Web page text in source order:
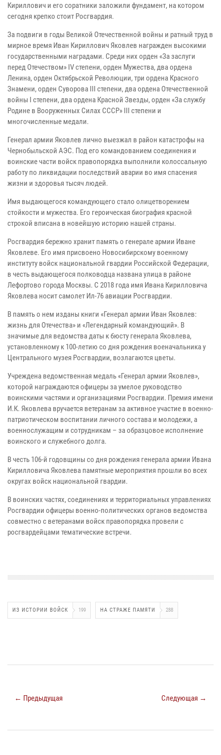
Кириллович и его соратники заложили фундамент, на котором
сегодня крепко стоит Росгвардия.
За подвиги в годы Великой Отечественной войны и ратный труд в
мирное время Иван Кириллович Яковлев награжден высокими
государственными наградами. Среди них орден «За заслуги
перед Отечеством» IV степени, орден Мужества, два ордена
Ленина, орден Октябрьской Революции, три ордена Красного
Знамени, орден Суворова III степени, два ордена Отечественной
войны I степени, два ордена Красной Звезды, орден «За службу
Родине в Вооруженных Силах СССР» III степени и
многочисленные медали.
Генерал армии Яковлев лично выезжал в район катастрофы на
Чернобыльской АЭС. Под его командованием соединения и
воинские части войск правопорядка выполнили колоссальную
работу по ликвидации последствий аварии во имя спасения
жизни и здоровья тысяч людей.
Имя выдающегося командующего стало олицетворением
стойкости и мужества. Его героическая биография красной
строкой вписана в новейшую историю нашей страны.
Росгвардия бережно хранит память о генерале армии Иване
Яковлеве. Его имя присвоено Новосибирскому военному
институту войск национальной гвардии Российской Федерации,
в честь выдающегося полководца названа улица в районе
Лефортово города Москвы. С 2018 года имя Ивана Кирилловича
Яковлева носит самолет Ил-76 авиации Росгвардии.
В память о нем изданы книги «Генерал армии Иван Яковлев:
жизнь для Отечества» и «Легендарный командующий». В
значимые для ведомства даты к бюсту генерала Яковлева,
установленному к 100-летию со дня рождения военачальника у
Центрального музея Росгвардии, возлагаются цветы.
Учреждена ведомственная медаль «Генерал армии Яковлев»,
которой награждаются офицеры за умелое руководство
воинскими частями и организациями Росгвардии. Премия имени
И.К. Яковлева вручается ветеранам за активное участие в военно-
патриотическом воспитании личного состава и молодежи, а
военнослужащим и сотрудникам – за образцовое исполнение
воинского и служебного долга.
В честь 106-й годовщины со дня рождения генерала армии Ивана
Кирилловича Яковлева памятные мероприятия прошли во всех
округах войск национальной гвардии.
В воинских частях, соединениях и территориальных управлениях
Росгвардии офицеры военно-политических органов ведомства
совместно с ветеранами войск правопорядка провели с
росгвардейцами тематические встречи.
ИЗ ИСТОРИИ ВОЙСК 199 НА СТРАЖЕ ПАМЯТИ 288
← Предыдущая Следующая →